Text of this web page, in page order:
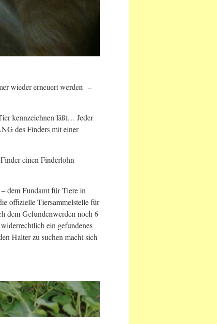
wieder erneuert werden –
kennzeichnen läßt… Jeder
des Finders mit einer
einen Finderlohn
dem Fundamt für Tiere in
offizielle Tiersammelstelle für
dem Gefundenwerden noch 6
ein gefundenes
Halter zu suchen macht sich